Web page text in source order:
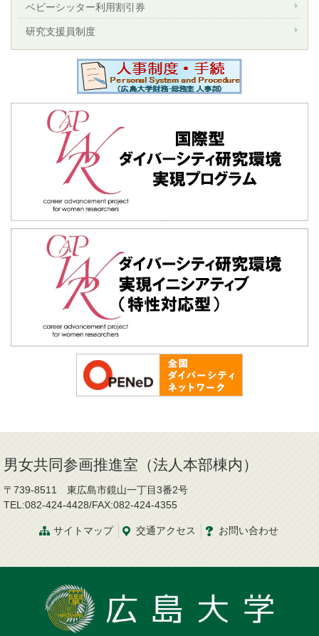
ベビーシッター利用割引券
研究支援員制度
男女共同参画推進室（法人本部棟内）
〒739-8511 東広島市鏡山一丁目3番2号
TEL:082-424-4428/FAX:082-424-4355
サイトマップ 交通アクセス お問い合わせ